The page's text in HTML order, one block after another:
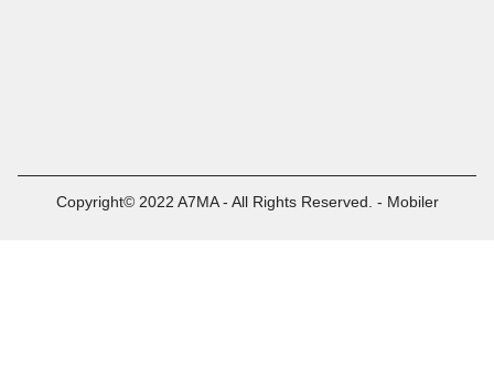
Copyright© 2022 A7MA - All Rights Reserved. - Mobiler